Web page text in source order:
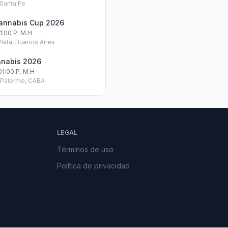
Fe
Cup 2026
P. M.h
Buenos Aires
2026
P. M.h
CABA
LEGAL
Términos de uso
Política de privacidad